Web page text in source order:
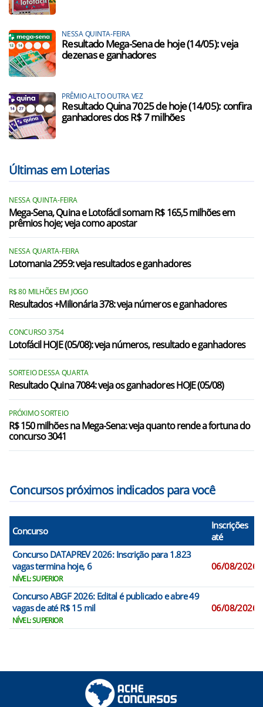
NESSA QUINTA-FEIRA
Resultado Mega-Sena de hoje (14/05): veja
dezenas e ganhadores
PRÊMIO ALTO OUTRA VEZ
Resultado Quina 7025 de hoje (14/05): confira
ganhadores dos R$ 7 milhões
Últimas em Loterias
NESSA QUINTA-FEIRA
Mega-Sena, Quina e Lotofácil somam R$ 165,5 milhões em
prêmios hoje; veja como apostar
NESSA QUARTA-FEIRA
Lotomania 2959: veja resultados e ganhadores
R$ 80 MILHÕES EM JOGO
Resultados +Milionária 378: veja números e ganhadores
CONCURSO 3754
Lotofácil HOJE (05/08): veja números, resultado e ganhadores
SORTEIO DESSA QUARTA
Resultado Quina 7084: veja os ganhadores HOJE (05/08)
PRÓXIMO SORTEIO
R$ 150 milhões na Mega-Sena: veja quanto rende a fortuna do
concurso 3041
Concursos próximos indicados para você
Concurso
Inscrições
até
Concurso DATAPREV 2026: Inscrição para 1.823
vagas termina hoje, 6
NÍVEL: SUPERIOR
06/08/2026
Concurso ABGF 2026: Edital é publicado e abre 49
vagas de até R$ 15 mil
NÍVEL: SUPERIOR
06/08/2026